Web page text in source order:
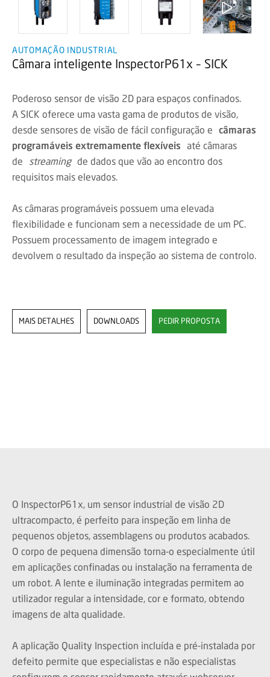
AUTOMAÇÃO INDUSTRIAL
Câmara inteligente InspectorP61x – SICK
Poderoso sensor de visão 2D para espaços confinados.
A SICK oferece uma vasta gama de produtos de visão,
desde sensores de visão de fácil configuração e câmaras
programáveis extremamente flexíveis até câmaras
de streamingde dados que vão ao encontro dos
requisitos mais elevados.
As câmaras programáveis possuem uma elevada
flexibilidade e funcionam sem a necessidade de um PC.
Possuem processamento de imagem integrado e
devolvem o resultado da inspeção ao sistema de controlo.
MAIS DETALHES DOWNLOADS PEDIR PROPOSTA
O InspectorP61x, um sensor industrial de visão 2D
ultracompacto, é perfeito para inspeção em linha de
pequenos objetos, assemblagens ou produtos acabados.
O corpo de pequena dimensão torna-o especialmente útil
em aplicações confinadas ou instalação na ferramenta de
um robot. A lente e iluminação integradas permitem ao
utilizador regular a intensidade, cor e formato, obtendo
imagens de alta qualidade.
A aplicação Quality Inspection incluída e pré-instalada por
defeito permite que especialistas e não especialistas